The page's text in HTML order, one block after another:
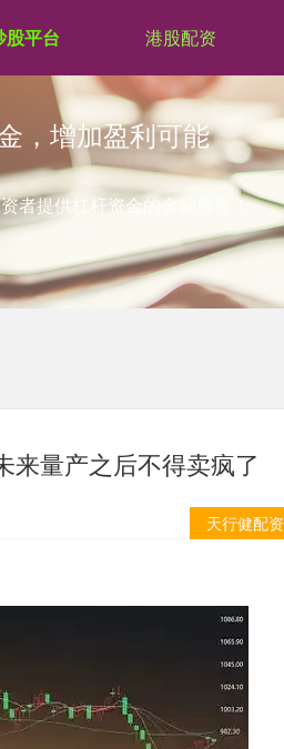
股平台 港股配资
，增加盈利可能
者提供杠杆资金的金融服务！
来量产之后不得卖疯了
天行健配资